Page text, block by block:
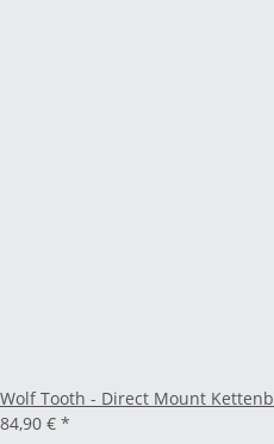
Wolf Tooth - Direct Mount
84,90 € *